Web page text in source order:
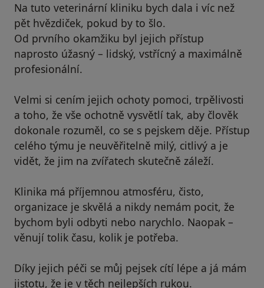
Na tuto veterinární kliniku bych dala i víc než
pět hvězdiček, pokud by to šlo.
Od prvního okamžiku byl jejich přístup
naprosto úžasný – lidský, vstřícný a maximálně
profesionální.
Velmi si cením jejich ochoty pomoci, trpělivosti
a toho, že vše ochotně vysvětlí tak, aby člověk
dokonale rozuměl, co se s pejskem děje. Přístup
celého týmu je neuvěřitelně milý, citlivý a je
vidět, že jim na zvířatech skutečně záleží.
Klinika má příjemnou atmosféru, čisto,
organizace je skvělá a nikdy nemám pocit, že
bychom byli odbyti nebo narychlo. Naopak –
věnují tolik času, kolik je potřeba.
Díky jejich péči se můj pejsek cítí lépe a já mám
jistotu, že je v těch nejlepších rukou.